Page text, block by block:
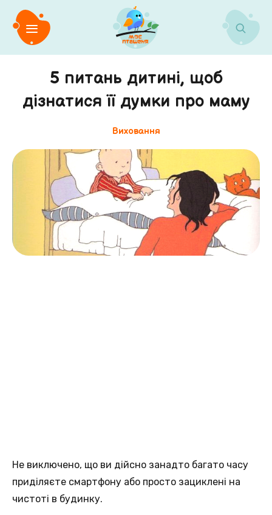
5 питань дитині, щоб
дізнатися її думки про маму
Виховання
Не виключено, що ви дійсно занадто багато часу
приділяєте смартфону або просто зациклені на
чистоті в будинку.